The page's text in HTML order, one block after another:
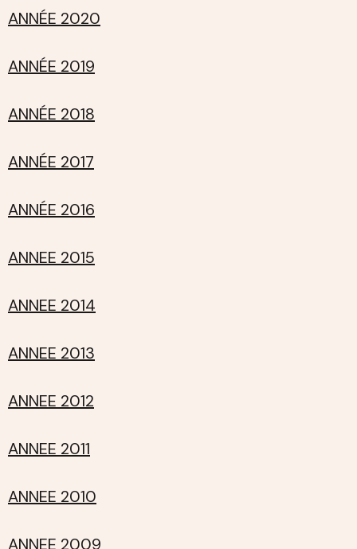
ANNÉE 2020
ANNÉE 2019
ANNÉE 2018
ANNÉE 2017
ANNÉE 2016
ANNEE 2015
ANNEE 2014
ANNEE 2013
ANNEE 2012
ANNEE 2011
ANNEE 2010
ANNEE 2009